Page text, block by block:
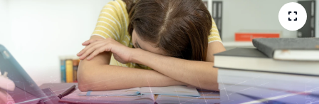
Yazarlar
Resmi İlan